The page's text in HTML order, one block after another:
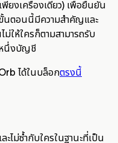
ยงเครื่องเดียว) เพื่อยืนยัน
นตอนนี้มีความสำคัญและ
ให้ใครก็ตามสามารถรับ
หนึ่งบัญชี
ได้ในบล็อกตรงนี้
ไม่ซ้ำกับใครในฐานะที่เป็น